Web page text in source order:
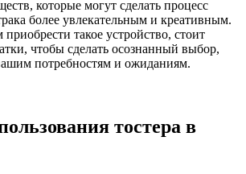
которые могут сделать процесс
более увлекательным и креативным.
такое устройство, стоит
чтобы сделать осознанный выбор,
потребностям и ожиданиям.
тостера в